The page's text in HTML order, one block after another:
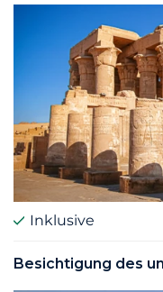
Inklusive
Besichtigung des